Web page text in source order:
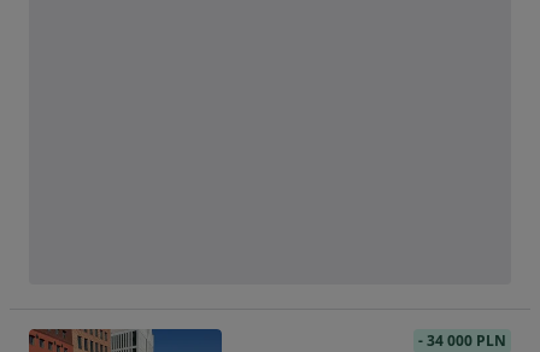
-34 000 PLN